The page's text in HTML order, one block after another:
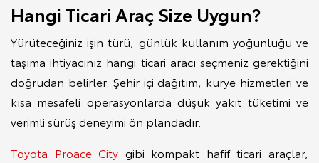
Hangi Ticari Araç Size Uygun?
Yürüteceğiniz işin türü, günlük kullanım yoğunluğu ve
taşıma ihtiyacınız hangi ticari aracı seçmeniz gerektiğini
doğrudan belirler. Şehir içi dağıtım, kurye hizmetleri ve
kısa mesafeli operasyonlarda düşük yakıt tüketimi ve
verimli sürüş deneyimi ön plandadır.
Toyota Proace City gibi kompakt hafif ticari araçlar,